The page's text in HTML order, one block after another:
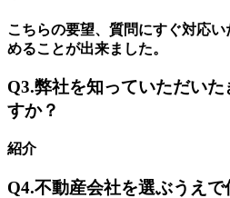
こちらの要望、質問にすぐ対応
めることが出来ました。
Q3.弊社を知っていただい
すか？
紹介
Q4.不動産会社を選ぶうえ